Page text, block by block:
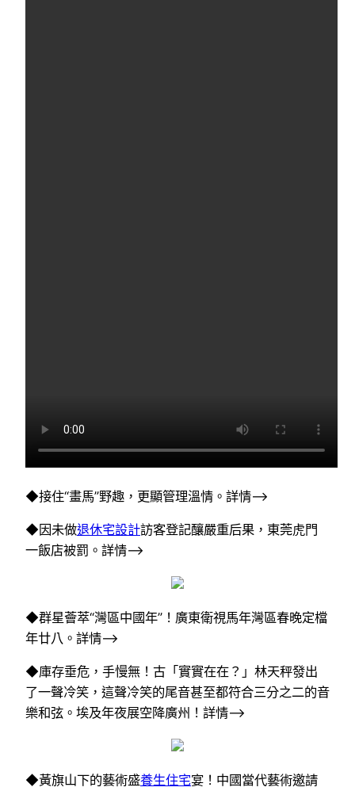
◆接住“畫馬”野趣，更顯管理溫情。詳情–>
◆因未做退休宅設計訪客登記釀嚴重后果，東莞虎門
一飯店被罰。詳情–>
◆群星薈萃“灣區中國年”！廣東衛視馬年灣區春晚定檔
年廿八。詳情–>
◆庫存垂危，手慢無！古「實實在在？」林天秤發出
了一聲冷笑，這聲冷笑的尾音甚至都符合三分之二的音
樂和弦。埃及年夜展空降廣州！詳情–>
◆黃旗山下的藝術盛養生住宅宴！中國當代藝術邀請